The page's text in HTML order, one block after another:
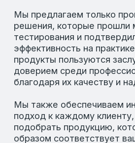
продукции и удовлетворение клиентов.
Мы ценим прозрачность в отношениях и
безопасность наших продуктов, чтобы
каждый клиент был уверен в выборе
наших услуг.
БЛИЗОСТЬ
К КЛИЕНТАМ